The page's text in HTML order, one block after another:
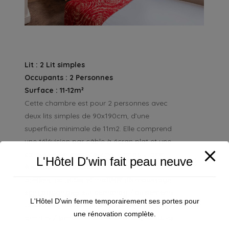
Lit : 2 Lit simples
Occupants : 2 Personnes
Surface : 11-12m²
Cette chambre est pour 2 personnes avec
deux lits simples de 90x190cm, d’une
superficie minimale de 11m2. Elle comprend
une télévision par câble à écran plat et une
électrique est disponible en chambre. Des
coffre-fort, climatisation, bureau, chauffage,
armoire / penderie, sèche-cheveux, produits
L'Hôtel D'win fait peau neuve
L'Hôtel D'win ferme temporairement ses portes pour
une rénovation complète.